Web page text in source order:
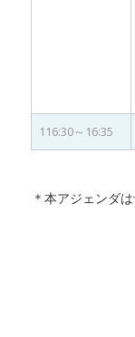
116:30～16:35
＊本アジェンダ